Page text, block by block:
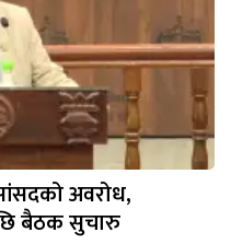
अवरोध,
बैठक सुचारु